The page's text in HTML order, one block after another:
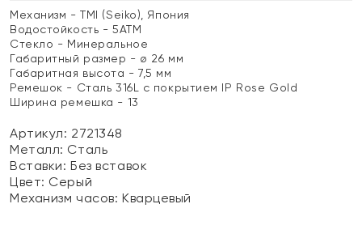
Механизм - TMI (Seiko), Япония
Водостойкость - 5АТМ
Стекло - Минеральное
Габаритный размер - ø 26 мм
Габаритная высота - 7,5 мм
Ремешок - Сталь 316L с покрытием IP Rose Gold
Ширина ремешка - 13
Артикул: 2721348
Металл: Сталь
Вставки:Без вставок
Цвет: Серый
Механизм часов: Кварцевый